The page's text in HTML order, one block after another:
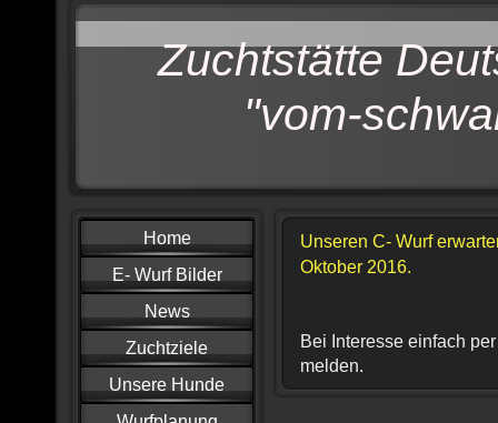
Zuchtstätte
"vom-
Home
E- Wurf Bilder
News
Zuchtziele
Unsere Hunde
Unseren C- Wurf
Oktober 2016.
Bei Interesse einfach
melden.